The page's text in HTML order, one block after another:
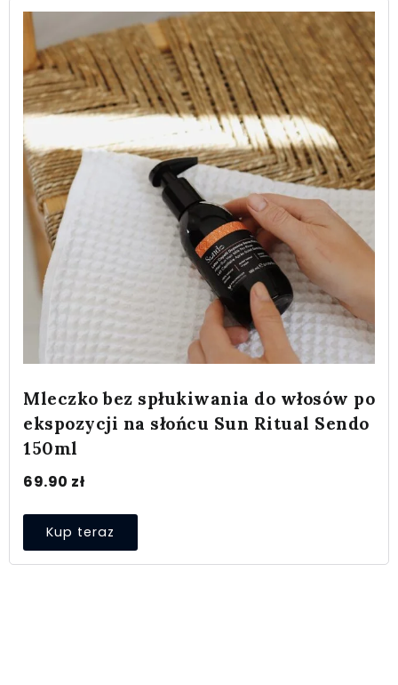
Mleczko bez spłukiwania do włosów po
ekspozycji na słońcu Sun Ritual Sendo
150ml
69.90 zł
Kup teraz